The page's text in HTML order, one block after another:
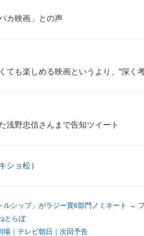
カ映画」との声
ても楽しめる映画というより、“深く
浅野忠信さんまで告知ツイート
ショ松）
ルシップ」がラジー賞6部門ノミネート →
とらぼ
場｜テレビ朝日｜次回予告